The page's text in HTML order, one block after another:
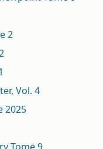
2
Vol. 4
2025